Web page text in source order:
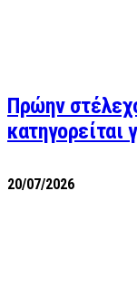
Πρώην
κατηγορείται
20/07/2026